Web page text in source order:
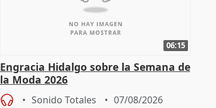
06:15
Engracia Hidalgo sobre la Semana de
la Moda 2026
Sonido Totales 07/08/2026